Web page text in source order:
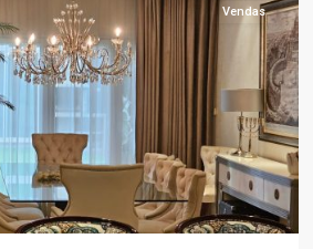
Vendas